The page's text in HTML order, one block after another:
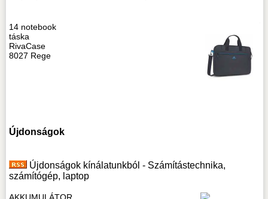
14 notebook
táska
RivaCase
8027 Rege
Újdonságok
Újdonságok kínálatunkból - Számítástechnika,
számítógép, laptop